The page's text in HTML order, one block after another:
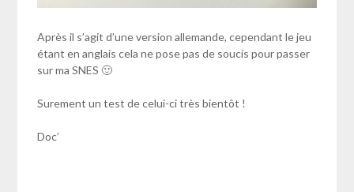
Après il s’agit d’une version allemande, cependant le jeu
étant en anglais cela ne pose pas de soucis pour passer
sur ma SNES 🙂
Surement un test de celui-ci très bientôt !
Doc’